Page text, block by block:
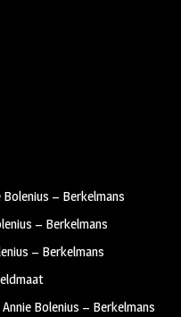
Bolenius – Berkelmans
– Berkelmans
– Berkelmans
Bolenius – Berkelmans